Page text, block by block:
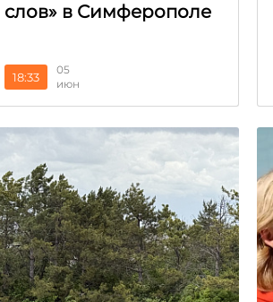
слов» в Симферополе
18:33
05
июн